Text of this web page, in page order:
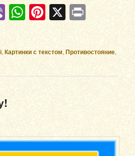
ViberWhatsApp
Pinterest
X
,Картинки с текстом,Противостояние,